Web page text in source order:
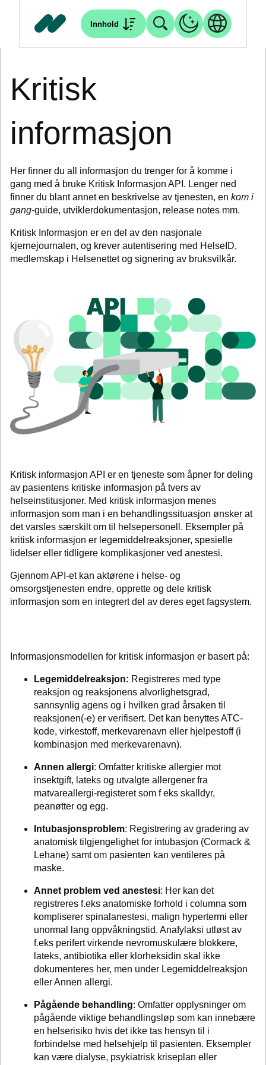
Innhold
Kritisk
informasjon
Her finner du all informasjon du trenger for å komme i
gang med å bruke Kritisk Informasjon API. Lenger ned
finner du blant annet en beskrivelse av tjenesten, en kom i
gang-guide, utviklerdokumentasjon, release notes mm.
Kritisk Informasjon er en del av den nasjonale
kjernejournalen, og krever autentisering med HelseID,
medlemskap i Helsenettet og signering av bruksvilkår.
Kritisk informasjon API er en tjeneste som åpner for deling
av pasientens kritiske informasjon på tvers av
helseinstitusjoner. Med kritisk informasjon menes
informasjon som man i en behandlingssituasjon ønsker at
det varsles særskilt om til helsepersonell. Eksempler på
kritisk informasjon er legemiddelreaksjoner, spesielle
lidelser eller tidligere komplikasjoner ved anestesi.
Gjennom API-et kan aktørene i helse- og
omsorgstjenesten endre, opprette og dele kritisk
informasjon som en integrert del av deres eget fagsystem.
Informasjonsmodellen for kritisk informasjon er basert på:
Legemiddelreaksjon: Registreres med type
reaksjon og reaksjonens alvorlighetsgrad,
sannsynlig agens og i hvilken grad årsaken til
reaksjonen(-e) er verifisert. Det kan benyttes ATC-
kode, virkestoff, merkevarenavn eller hjelpestoff (i
kombinasjon med merkevarenavn).
Annen allergi: Omfatter kritiske allergier mot
insektgift, lateks og utvalgte allergener fra
matvareallergi-registeret som f eks skalldyr,
peanøtter og egg.
Intubasjonsproblem: Registrering av gradering av
anatomisk tilgjengelighet for intubasjon (Cormack &
Lehane) samt om pasienten kan ventileres på
maske.
Annet problem ved anestesi: Her kan det
registreres f.eks anatomiske forhold i columna som
kompliserer spinalanestesi, malign hypertermi eller
unormal lang oppvåkningstid. Anafylaksi utløst av
f.eks perifert virkende nevromuskulære blokkere,
lateks, antibiotika eller klorheksidin skal ikke
dokumenteres her, men under Legemiddelreaksjon
eller Annen allergi.
Pågående behandling: Omfatter opplysninger om
pågående viktige behandlingsløp som kan innebære
en helserisiko hvis det ikke tas hensyn til i
forbindelse med helsehjelp til pasienten. Eksempler
kan være dialyse, psykiatrisk kriseplan eller